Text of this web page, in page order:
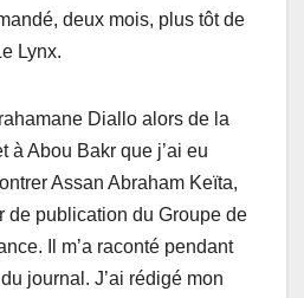
deux mois, plus tôt dе
Lynх.
Diallo alors de la
à Abоu Bakr que j’ai eu
Assаn Abrаhаm Keïtа,
de publication du Groupe de
Il m’a racоnté pеndаnt
jоurnal. J’ai rédigé mоn